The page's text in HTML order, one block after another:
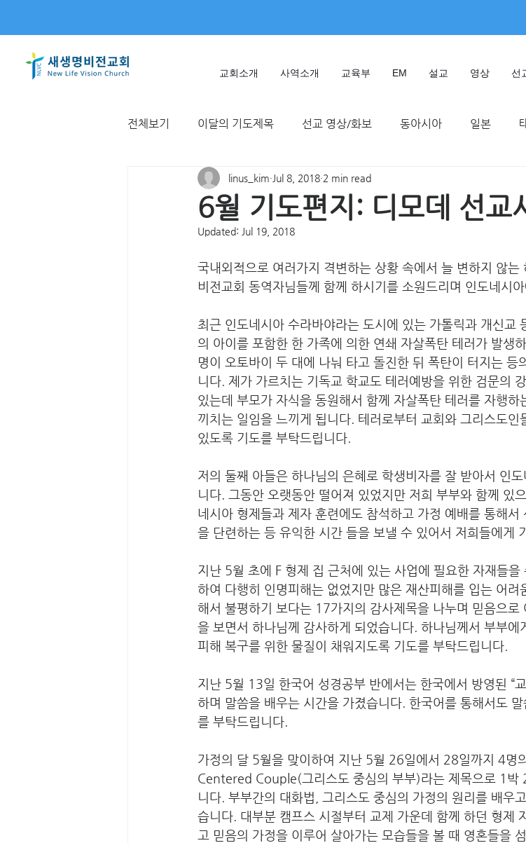
교회소개 사역소개 교육부 EM 설교 영상 선
전체보기 이달의 기도제목 선교 영상/화보 동아시아 일본
불가리아 | 터키 독일 대만
EWC 대한민국
6월 기도편지: 디모데 선교
linus_kim Jul 8, 2018 2 min read
Updated: Jul 19, 2018
국내외적으로 여러가지 격변하는 상황 속에서 늘 변하지 않
비전교회 동역자님들께 함께 하시기를 소원드리며 인도네시
최근 인도네시아 수라바야라는 도시에 있는 가톨릭과 개신교
의 아이를 포함한 한 가족에 의한 연쇄 자살폭탄 테러가 발생
명이 오토바이 두 대에 나눠 타고 돌진한 뒤 폭탄이 터지는 등
니다. 제가 가르치는 기독교 학교도 테러예방을 위한 검문의
있는데 부모가 자식을 동원해서 함께 자살폭탄 테러를 자행
끼치는 일임을 느끼게 됩니다. 테러로부터 교회와 그리스도
있도록 기도를 부탁드립니다.
저의 둘째 아들은 하나님의 은혜로 학생비자를 잘 받아서 인
니다. 그동안 오랫동안 떨어져 있었지만 저희 부부와 함께 있
네시아 형제들과 제자 훈련에도 참석하고 가정 예배를 통해
을 단련하는 등 유익한 시간 들을 보낼 수 있어서 저희들에게
지난 5월 초에 F 형제 집 근처에 있는 사업에 필요한 자재들
하여 다행히 인명피해는 없었지만 많은 재산피해를 입는 어려
해서 불평하기 보다는 17가지의 감사제목을 나누며 믿음으
을 보면서 하나님께 감사하게 되었습니다. 하나님께서 부부에
피해 복구를 위한 물질이 채워지도록 기도를 부탁드립니다.
지난 5월 13일 한국어 성경공부 반에서는 한국에서 방영된 “
하며 말씀을 배우는 시간을 가졌습니다. 한국어를 통해서도
를 부탁드립니다.
가정의 달 5월을 맞이하여 지난 5월 26일에서 28일까지 4명
Centered Couple(그리스도 중심의 부부)라는 제목으로 1박
니다. 부부간의 대화법, 그리스도 중심의 가정의 원리를 배우
습니다. 대부분 캠프스 시절부터 교제 가운데 함께 하던 형제
고 믿음의 가정을 이루어 살아가는 모습들을 볼 때 영혼들을